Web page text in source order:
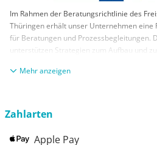
Im Rahmen der Beratungsrichtlinie des
Thüringen erhält unser Unternehmen eine
für Beratungen und Prozessbegleitungen.
unterstützen Strategien zum Aufbau und zur
KMUs. Die daraus resultierenden
aus Mitteln des Europäischen Sozialfonds
anzeigen
Zahlarten
Apple Pay